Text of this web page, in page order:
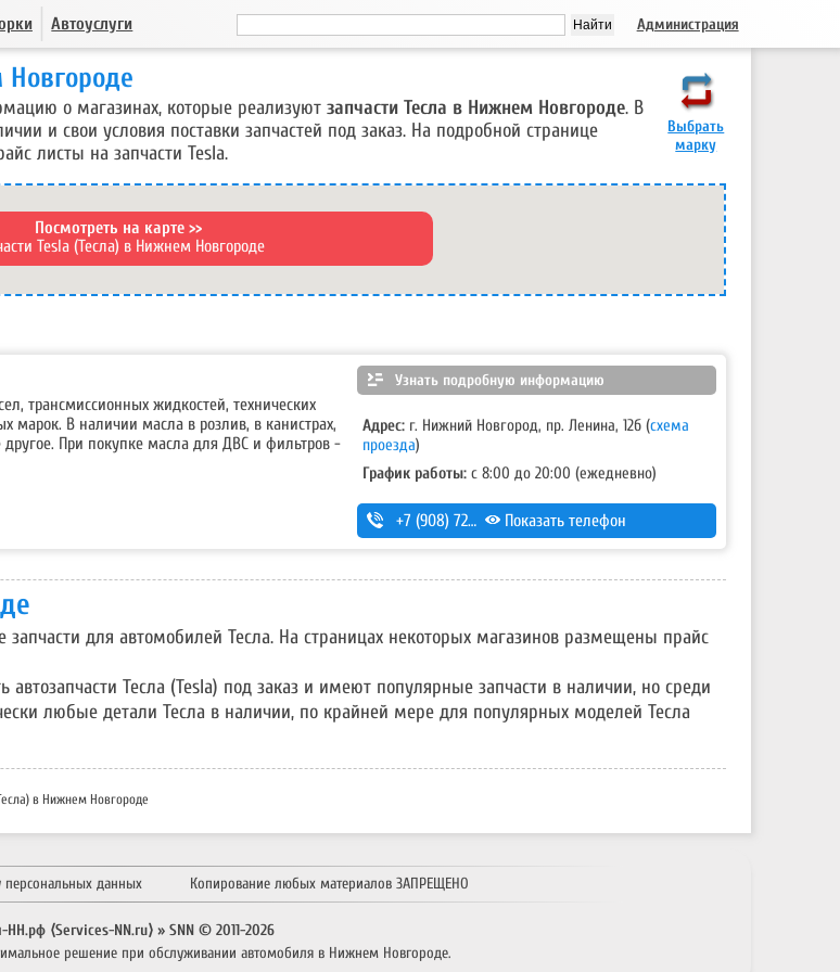
Автоуслуги Администрация
Выбрать
марку
Новгороде
о магазинах, которые реализуют запчасти Тесла в Нижнем Новгороде. В
и свои условия поставки запчастей под заказ. На подробной странице
листы на запчасти Tesla.
Посмотреть на карте >>
Tesla (Тесла) в Нижнем Новгороде
Узнать подробную информацию
трансмиссионных жидкостей, технических
марок. В наличии масла в розлив, в канистрах,
При покупке масла для ДВС и фильтров -
Адрес: г. Нижний Новгород, пр. Ленина, 12б (схема
проезда)
График работы: с 8:00 до 20:00 (ежедневно)
+7 (908) 728-99-33 (моб.) ,8 (831) 291-27-33 (гор.)
Показать телефон
для автомобилей Тесла. На страницах некоторых магазинов размещены прайс
Тесла (Tesla) под заказ и имеют популярные запчасти в наличии, но среди
любые детали Тесла в наличии, по крайней мере для популярных моделей Тесла
в Нижнем Новгороде
персональных данных Копирование любых материалов ЗАПРЕЩЕНО
НН.рф ⟨Services-NN.ru⟩ » SNN © 2011-2026
решениепри обслуживании автомобиля в Нижнем Новгороде.